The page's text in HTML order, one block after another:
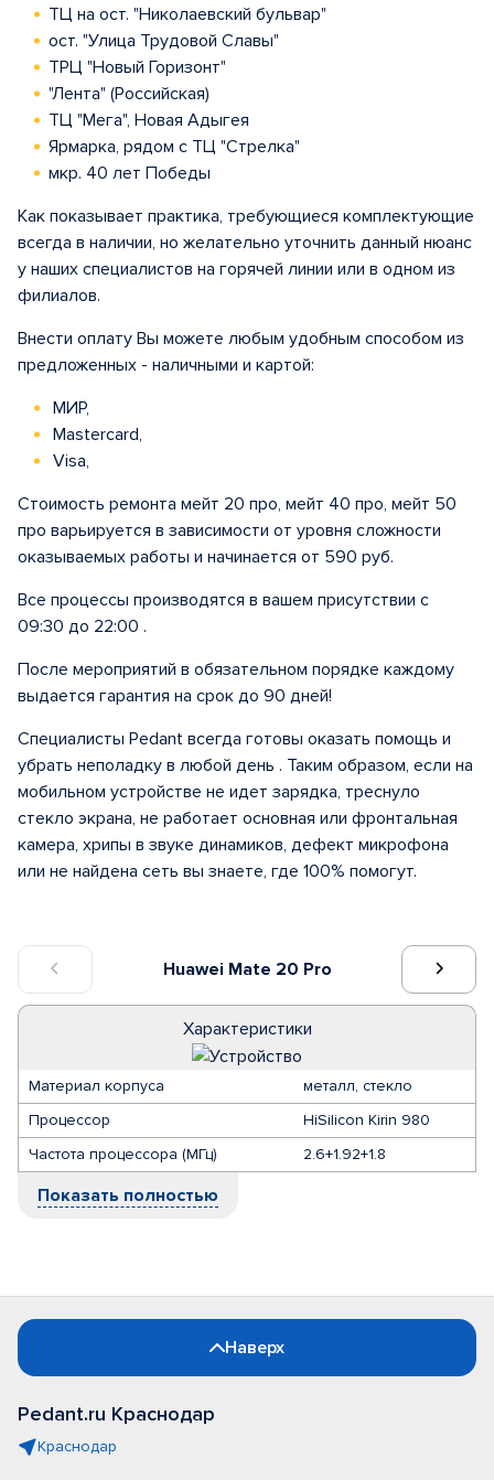
Huawei Mate 20 Pro
Характеристики
Материал корпуса
металл, стекло
Процессор
HiSilicon Kirin 980
Частота процессора (МГц)
2.6+1.92+1.8
Показать полностью
ТЦ на ост. "Николаевский бульвар"
ост. "Улица Трудовой Славы"
ТРЦ "Новый Горизонт"
"Лента" (Российская)
ТЦ "Мега", Новая Адыгея
Ярмарка, рядом с ТЦ "Стрелка"
мкр. 40 лет Победы
Как показывает практика, требующиеся комплектующие
всегда в наличии, но желательно уточнить данный нюанс
у наших специалистов на горячей линии или в одном из
филиалов.
Внести оплату Вы можете любым удобным способом из
предложенных - наличными и картой:
МИР,
Mastercard,
Visa,
Стоимость ремонта мейт 20 про, мейт 40 про, мейт 50
про варьируется в зависимости от уровня сложности
оказываемых работы и начинается от 590 руб.
Все процессы производятся в вашем присутствии с
09:30 до 22:00 .
После мероприятий в обязательном порядке каждому
выдается гарантия на срок до 90 дней!
Специалисты Pedant всегда готовы оказать помощь и
убрать неполадку в любой день . Таким образом, если на
мобильном устройстве не идет зарядка, треснуло
стекло экрана, не работает основная или фронтальная
камера, хрипы в звуке динамиков, дефект микрофона
или не найдена сеть вы знаете, где 100% помогут.
Наверх
Pedant.ru Краснодар
Краснодар